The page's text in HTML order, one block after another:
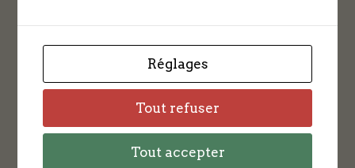
Réglages
Tout refuser
Tout accepter